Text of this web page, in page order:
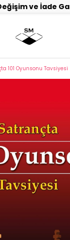
ve İade
101 Oyunsonu Tavsiyesi